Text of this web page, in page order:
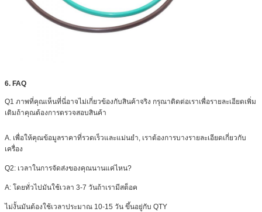
6. FAQ
Q1 ภาพที่คุณเห็นที่นี่อาจไม่เกี่ยวข้องกับสินค้าจริง กรุณาติดต่อเราเพื่อรายละเอียดเพิ่ม
เติมถ้าคุณต้องการตรวจสอบสินค้า
A. เพื่อให้คุณข้อมูลราคาที่รวดเร็วและแม่นยํา, เราต้องการบางรายละเอียดเกี่ยวกับ
เครื่อง
Q2: เวลาในการจัดส่งของคุณนานแค่ไหน?
A: โดยทั่วไปมันใช้เวลา 3-7 วันถ้าเรามีสต็อค
ไม่งั้นมันต้องใช้เวลาประมาณ 10-15 วัน ขึ้นอยู่กับ QTY